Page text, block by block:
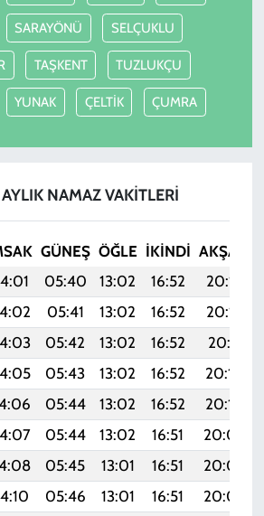
SARAYÖNÜ SELÇUKLU
TAŞKENT TUZLUKÇU
YUNAK ÇELTİK ÇUMRA
NAMAZ VAKITLERI
GÜNEŞ ÖĞLE İKINDI AKŞAM
05:40 13:02 16:52 20:13
05:41 13:02 16:52 20:12
05:42 13:02 16:52 20:11
05:43 13:02 16:52 20:10
05:44 13:02 16:52 20:10
05:44 13:02 16:51 20:09
05:45 13:01 16:51 20:08
05:46 13:01 16:51 20:07